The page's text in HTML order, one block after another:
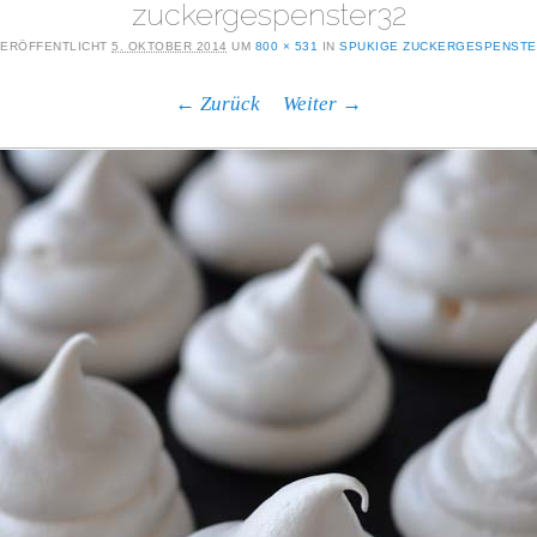
zuckergespenster32
5. OKTOBER 2014 UM 800 × 531 INSPUKIGE
← Zurück Weiter →